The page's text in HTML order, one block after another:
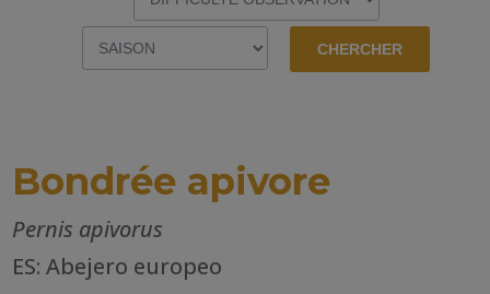
Bondrée apivore
Pernis apivorus
ES: Abejero europeo